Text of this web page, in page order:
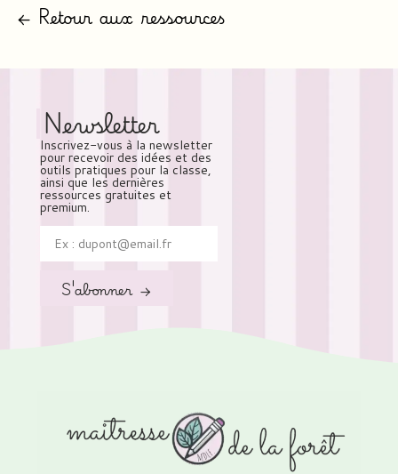
← Retour aux ressources
Newsletter
Inscrivez-vous à la newsletter
pour recevoir des idées et des
outils pratiques pour la classe,
ainsi que les dernières
ressources gratuites et
premium.
S'abonner →